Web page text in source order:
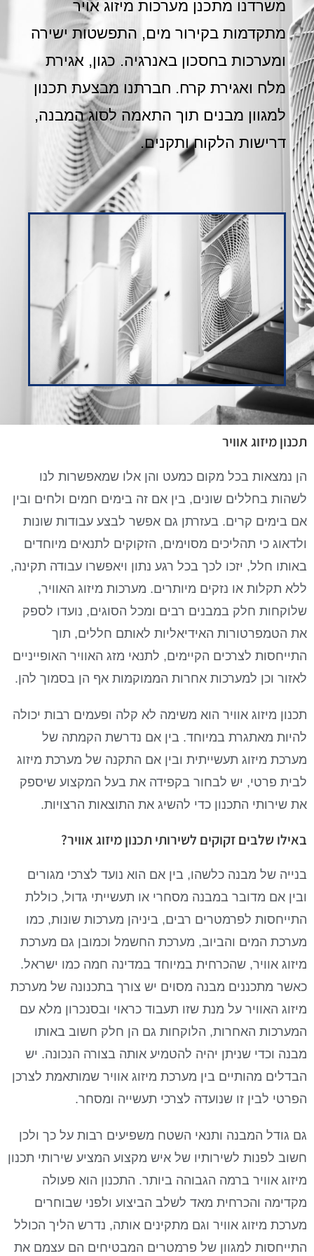
משרדנו מתכנן מערכות מיזוג אויר
מתקדמות בקירור מים, התפשטות ישירה
ומערכות בחסכון באנרגיה. כגון, אגירת
מלח ואגירת קרח. חברתנו מבצעת תכנון
למגוון מבנים תוך התאמה לסוג המבנה,
דרישות הלקוח ותקנים.
תכנון מיזוג אוויר
הן נמצאות בכל מקום כמעט והן אלו שמאפשרות לנו
לשהות בחללים שונים, בין אם זה בימים חמים ולחים ובין
אם בימים קרים. בעזרתן גם אפשר לבצע עבודות שונות
ולדאוג כי תהליכים מסוימים, הזקוקים לתנאים מיוחדים
באותו חלל, יזכו לכך בכל רגע נתון ויאפשרו עבודה תקינה,
ללא תקלות או נזקים מיותרים. מערכות מיזוג האוויר,
שלוקחות חלק במבנים רבים ומכל הסוגים, נועדו לספק
את הטמפרטורות האידיאליות לאותם חללים, תוך
התייחסות לצרכים הקיימים, לתנאי מזג האוויר האופייניים
לאזור וכן למערכות אחרות הממוקמות אף הן בסמוך להן.
תכנון מיזוג אוויר הוא משימה לא קלה ופעמים רבות יכולה
להיות מאתגרת במיוחד. בין אם נדרשת הקמתה של
מערכת מיזוג תעשייתית ובין אם התקנה של מערכת מיזוג
לבית פרטי, יש לבחור בקפידה את בעל המקצוע שיספק
את שירותי התכנון כדי להשיג את התוצאות הרצויות.
באילו שלבים זקוקים לשירותי תכנון מיזוג אוויר?
בנייה של מבנה כלשהו, בין אם הוא נועד לצרכי מגורים
ובין אם מדובר במבנה מסחרי או תעשייתי גדול, כוללת
התייחסות לפרמטרים רבים, ביניהן מערכות שונות, כמו
מערכת המים והביוב, מערכת החשמל וכמובן גם מערכת
מיזוג אוויר, שהכרחית במיוחד במדינה חמה כמו ישראל.
כאשר מתכננים מבנה מסוים יש צורך בתכנונה של מערכת
מיזוג האוויר על מנת שזו תעבוד כראוי ובסנכרון מלא עם
המערכות האחרות, הלוקחות גם הן חלק חשוב באותו
מבנה וכדי שניתן יהיה להטמיע אותה בצורה הנכונה. יש
הבדלים מהותיים בין מערכת מיזוג אוויר שמותאמת לצרכן
הפרטי לבין זו שנועדה לצרכי תעשייה ומסחר.
גם גודל המבנה ותנאי השטח משפיעים רבות על כך ולכן
חשוב לפנות לשירותיו של איש מקצוע המציע שירותי תכנון
מיזוג אוויר ברמה הגבוהה ביותר. התכנון הוא פעולה
מקדימה והכרחית מאד לשלב הביצוע ולפני שבוחרים
מערכת מיזוג אוויר וגם מתקינים אותה, נדרש הליך הכולל
התייחסות למגוון של פרמטרים המבטיחים הם עצמם את